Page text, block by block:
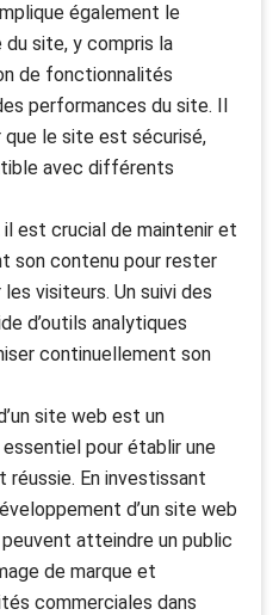
également le
site, y compris la
de fonctionnalités
performances du site. Il
que le site est sécurisé,
avec différents
est crucial de maintenir et
son contenu pour rester
visiteurs. Un suivi des
d’outils analytiques
continuellement son
site web est un
pour établir une
réussie. En investissant
d’un site web
atteindre un public
de marque et
commerciales dans